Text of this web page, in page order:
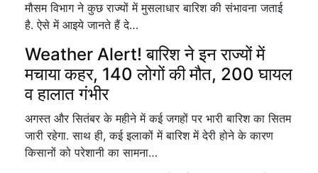
मौसम विभाग ने कुछ राज्यों में मुसलाधार बारिश की संभावना जताई
है. ऐसे में आइये जानते हैं दे…
Weather Alert! बारिश ने इन राज्यों में
मचाया कहर, 140 लोगों की मौत, 200 घायल
व हालात गंभीर
अगस्त और सितंबर के महीने में कई जगहों पर भारी बारिश का सितम
जारी रहेगा. साथ ही, कई इलाकों में बारिश में देरी होने के कारण
किसानों को परेशानी का सामना…